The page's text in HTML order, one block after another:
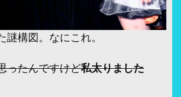
謎構図。なにこれ。
ったんですけど私太りました